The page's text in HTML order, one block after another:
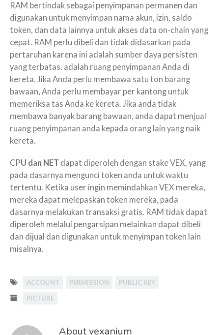
RAM bertindak sebagai penyimpanan permanen dan
digunakan untuk menyimpan nama akun, izin, saldo
token, dan data lainnya untuk akses data on-chain yang
cepat. RAM perlu dibeli dan tidak didasarkan pada
pertaruhan karena ini adalah sumber daya persisten
yang terbatas. adalah ruang penyimpanan Anda di
kereta. Jika Anda perlu membawa satu ton barang
bawaan, Anda perlu membayar per kantong untuk
memeriksa tas Anda ke kereta. Jika anda tidak
membawa banyak barang bawaan, anda dapat menjual
ruang penyimpanan anda kepada orang lain yang naik
kereta.
CPU dan NET dapat diperoleh dengan stake VEX, yang
pada dasarnya mengunci token anda untuk waktu
tertentu. Ketika user ingin memindahkan VEX mereka,
mereka dapat melepaskan token mereka, pada
dasarnya melakukan transaksi gratis. RAM tidak dapat
diperoleh melalui pengarsipan melainkan dapat dibeli
dan dijual dan digunakan untuk menyimpan token lain
misalnya.
ACCOUNT PERMISSION
PUBLIC KEY
PICTURE
About vexanium